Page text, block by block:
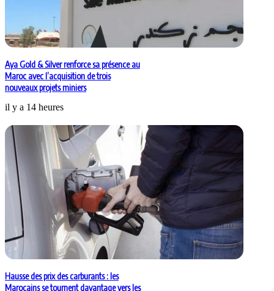
Aya Gold & Silver renforce sa présence au
Maroc avec l’acquisition de trois
nouveaux projets miniers
il y a 14 heures
Hausse des prix des carburants : les
Marocains se tournent davantage vers les